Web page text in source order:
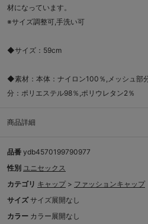
材になっています。
※サイズ調整可,手洗い可
◆サイズ：59cm
◆素材：本体：ナイロン100％,メッシュ部
分：ポリエステル98％,ポリウレタン2％
商品詳細
品番 ydb4570199790977
性別 ユニセックス
カテゴリ キャップ > ファッションキャップ
サイズ サイズ展開なし
カラー カラー展開なし